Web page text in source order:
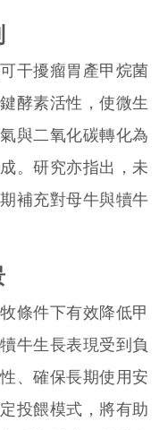
干擾瘤胃產甲烷菌
酵素活性，使微生
與二氧化碳轉化為
。研究亦指出，未
補充對母牛與犢牛
件下有效降低甲
牛生長表現受到負
、確保長期使用安
投餵模式，將有助